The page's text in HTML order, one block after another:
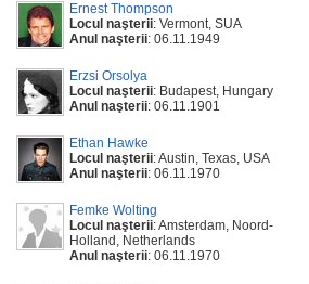
Ernest Thompson
Locul naşterii: Vermont, SUA
Anul naşterii: 06.11.1949
Erzsi Orsolya
Locul naşterii: Budapest, Hungary
Anul naşterii: 06.11.1901
Ethan Hawke
Locul naşterii: Austin, Texas, USA
Anul naşterii: 06.11.1970
Femke Wolting
Locul naşterii: Amsterdam, Noord-
Holland, Netherlands
Anul naşterii: 06.11.1970